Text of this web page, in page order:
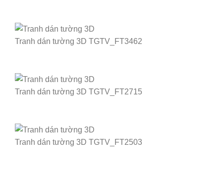
Tranh dán tường 3D TGTV_FT3462
Tranh dán tường 3D TGTV_FT2715
Tranh dán tường 3D TGTV_FT2503